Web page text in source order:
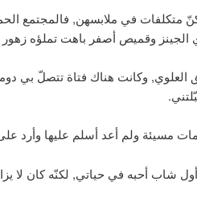
متكلفات في ملابسهن, فالمجتمع
الجينز وقميص أصفر باهت تملؤه
العلوي, وكانت هناك فتاة تتصلّ بي
مسيئة ولم أعد أسلم عليها وأرد على
شاب أحبه في حياتي, لكنّه كان لا